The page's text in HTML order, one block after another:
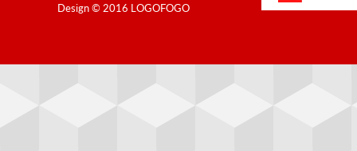
Design © 2016 LOGOFOGO